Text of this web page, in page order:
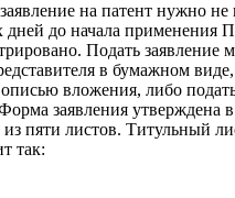
на патент нужно не
дней до начала
Подать заявление
в бумажном
вложения, либо
заявления утверждена
из пяти листов. Титульный
так: